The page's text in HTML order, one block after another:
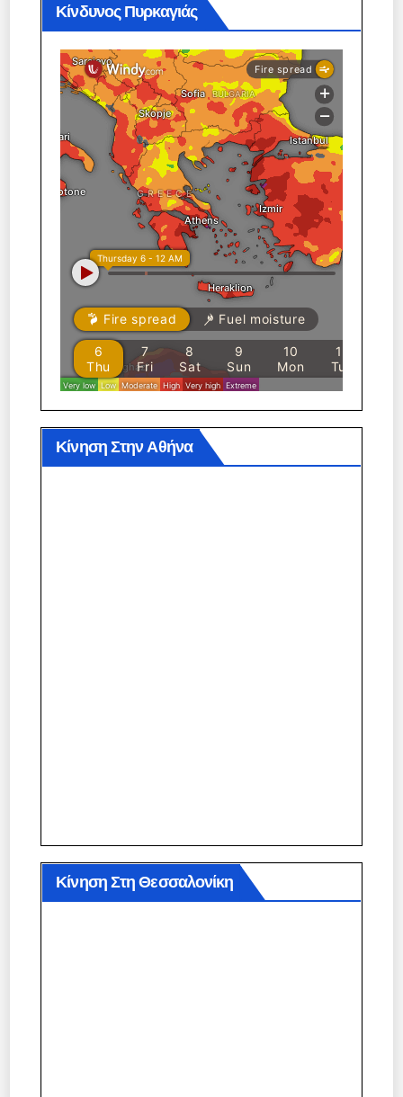
Κίνδυνος Πυρκαγιάς
Κίνηση Στην Αθήνα
Κίνηση Στη Θεσσαλονίκη